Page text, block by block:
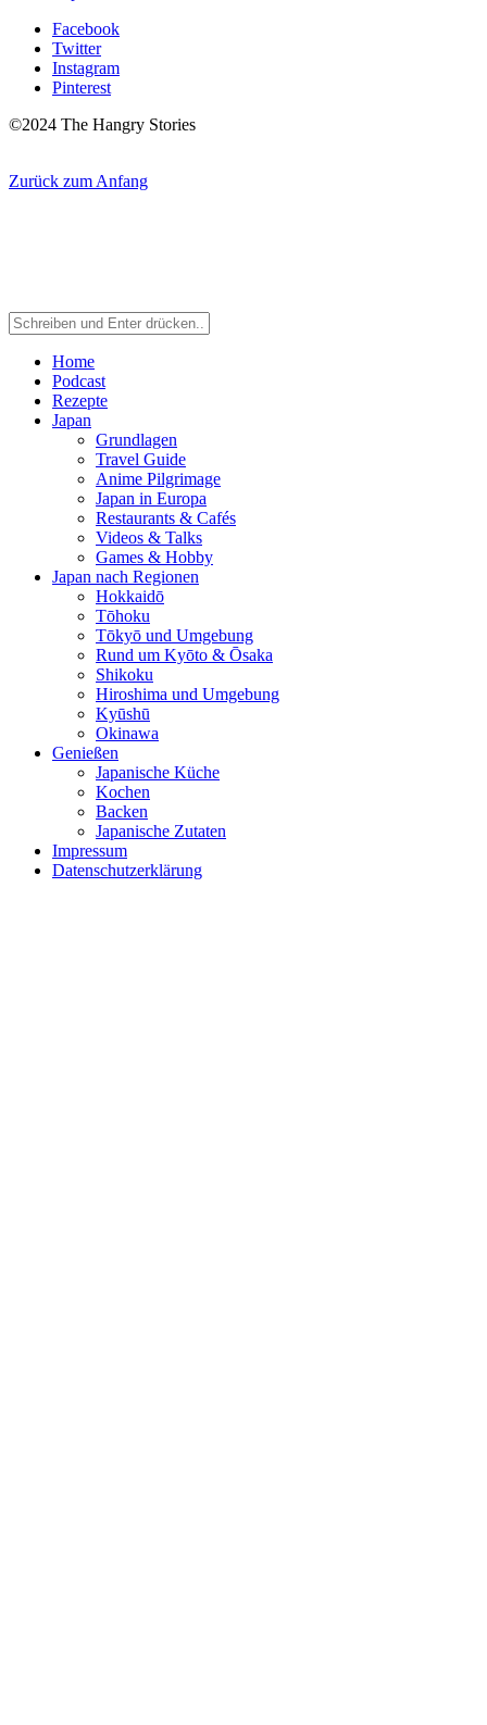
Facebook
Twitter
Instagram
Pinterest
©2024 The Hangry Stories
Zurück zum Anfang
Home
Podcast
Rezepte
Japan
Grundlagen
Travel Guide
Anime Pilgrimage
Japan in Europa
Restaurants & Cafés
Videos & Talks
Games & Hobby
Japan nach Regionen
Hokkaidō
Tōhoku
Tōkyō und Umgebung
Rund um Kyōto & Ōsaka
Shikoku
Hiroshima und Umgebung
Kyūshū
Okinawa
Genießen
Japanische Küche
Kochen
Backen
Japanische Zutaten
Impressum
Datenschutzerklärung